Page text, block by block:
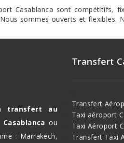
Casablanca sont compétitifs,
sommes ouverts et
transfert au
ou
: Marrakech,
Transfert
Transfert
Taxi aéroport
Taxi Aéroport
Transfert Taxi